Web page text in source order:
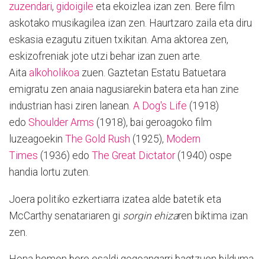
zuzendari, gidoigile eta ekoizlea izan zen. Bere film
askotako musikagilea izan zen. Haurtzaro zaila eta diru
eskasia ezagutu zituen txikitan. Ama aktorea zen,
eskizofreniak jote utzi behar izan zuen arte.
Aita alkoholikoa zuen. Gaztetan Estatu Batuetara
emigratu zen anaia nagusiarekin batera eta han zine
industrian hasi ziren lanean. A Dog's Life (1918)
edo Shoulder Arms (1918), bai geroagoko film
luzeagoekin The Gold Rush (1925), Modern
Times (1936) edo The Great Dictator(1940) ospe
handia lortu zuten.
Joera politiko ezkertiarra izatea alde batetik eta
McCarthy senatariaren gi sorgin ehizaren biktima izan
zen.